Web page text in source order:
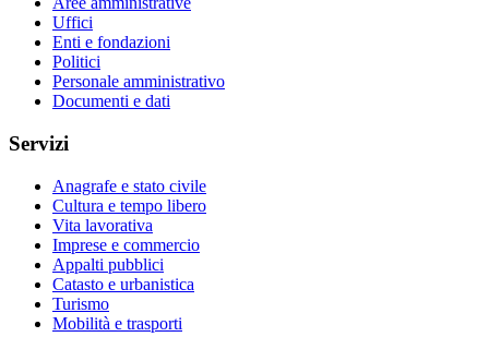
Uffici
Enti e fondazioni
Politici
Personale amministrativo
Documenti e dati
Servizi
Anagrafe e stato civile
Cultura e tempo libero
Vita lavorativa
Imprese e commercio
Appalti pubblici
Catasto e urbanistica
Turismo
Mobilità e trasporti